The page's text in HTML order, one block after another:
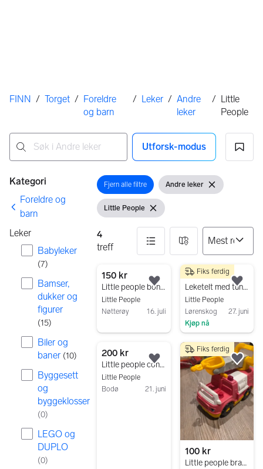
Her er du
FINN / Torget / Foreldre
og barn
/ Leker / Andre
leker
/ Little
People
Utforsk-modus
Filtre
Kategori
Foreldre og
barn
Leker
Babyleker
(7)
Bamser,
dukker og
figurer
(15)
Biler og
baner (10)
Byggesett
og
byggeklosser
(0)
LEGO og
DUPLO
(0)
Åpne filter
Fjern alle filtre Vis filter
Andre leker Fjern filter
Vis filter
Little People
Fjern filter
4
treff
4 resultater
150 kr
Little people bondegård Fisher Price
Little People
Nøtterøy
16. juli
Legg til som favoritt.
250 kr
Leketelt med tunell romtema
Little People
Lørenskog
27. juni
Kjøp nå
Fiks ferdig
200 kr
Little people construction site
Little People
Bodø
21. juni
Legg til som favoritt.
100 kr
Little people brannbil
Fiks ferdig